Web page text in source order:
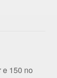
e 150 no